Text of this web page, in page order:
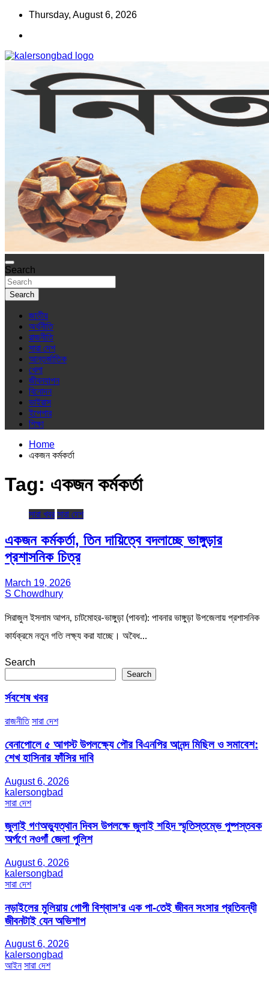
Skip
content
Thursday, August 6, 2026
কালের সংবাদ
www.kalersongbad.com
Search
Search
জাতীয়
অর্থনীতি
রাজনীতি
সারা দেশ
আন্তর্জাতিক
খেলা
জীবনযাপন
বিনোদন
ভাইরাস
ইপেপার
শিক্ষা
Home
একজন কর্মকর্তা
Tag: একজন কর্মকর্তা
সারা খবর সারা দেশ
একজন কর্মকর্তা, তিন দায়িত্বে বদলাচ্ছে ভাঙ্গুড়ার
প্রশাসনিক চিত্র
March 19, 2026
S Chowdhury
সিরাজুল ইসলাম আপন, চাটমোহর-ভাঙ্গুড়া (পাবনা): পাবনার ভাঙ্গুড়া উপজেলায় প্রশাসনিক
কার্যক্রমে নতুন গতি লক্ষ্য করা যাচ্ছে। অবৈধ…
Search
Search
র্সবশেষ খবর
রাজনীতি সারা দেশ
বেনাপোলে ৫ আগস্ট উপলক্ষ্যে পৌর বিএনপির আনন্দ মিছিল ও সমাবেশ:
শেখ হাসিনার ফাঁসির দাবি
August 6, 2026
kalersongbad
সারা দেশ
জুলাই গণঅভ্যুত্থান দিবস উপলক্ষে জুলাই শহিদ স্মৃতিস্তম্ভে পুষ্পস্তবক
অর্পণে নওগাঁ জেলা পুলিশ
August 6, 2026
kalersongbad
সারা দেশ
নড়াইলের মুলিয়ায় গোপী বিশ্বাস’র এক পা-তেই জীবন সংসার প্রতিবন্ধী
জীবনটাই যেন অভিশাপ
August 6, 2026
kalersongbad
আইন সারা দেশ